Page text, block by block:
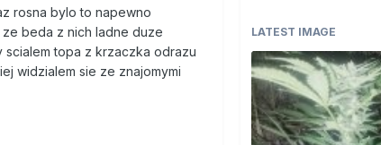
rosna bylo to napewno
beda z nich ladne duze
topa z krzaczka odrazu
widzialem sie ze znajomymi
LATEST IMAGE